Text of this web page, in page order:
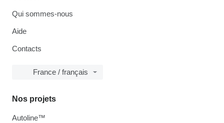
Qui sommes-nous
Aide
Contacts
France / français
Nos projets
Autoline™